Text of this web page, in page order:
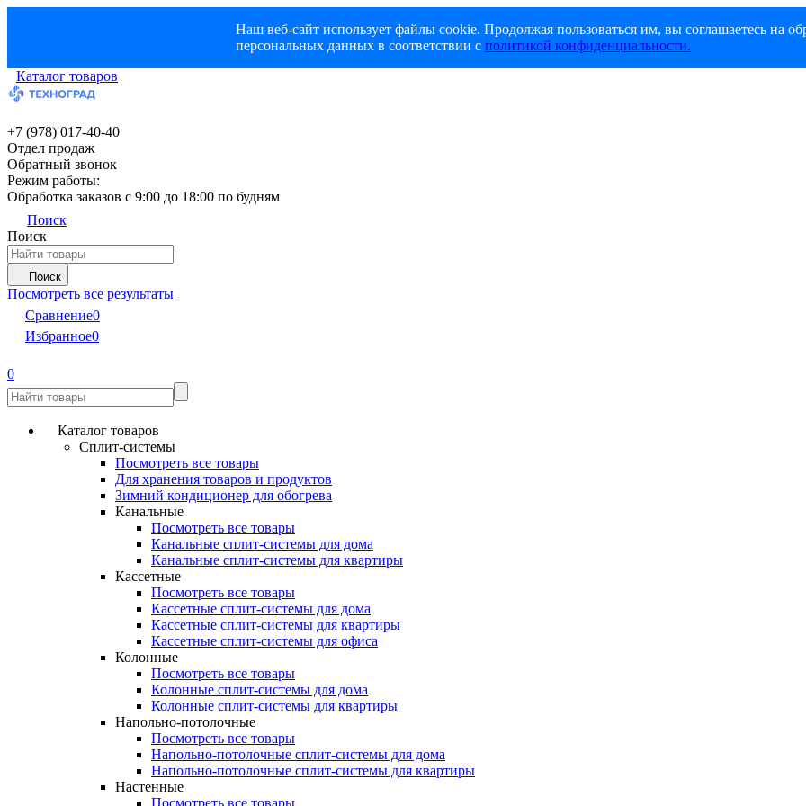
Наш веб-сайт использует файлы cookie. Продолжая пользоваться им, вы соглашаетесь на
персональных данных в соответствии с политикой конфиденциальности.
Каталог товаров
+7 (978) 017-40-40
Отдел продаж
Обратный звонок
Режим работы:
Обработка заказов с 9:00 до 18:00 по будням
Поиск
Поиск
Поиск
Посмотреть все результаты
Сравнение0
Избранное0
0
Каталог товаров
Сплит-системы
Посмотреть все товары
Для хранения товаров и продуктов
Зимний кондиционер для обогрева
Канальные
Посмотреть все товары
Канальные сплит-системы для дома
Канальные сплит-системы для квартиры
Кассетные
Посмотреть все товары
Кассетные сплит-системы для дома
Кассетные сплит-системы для квартиры
Кассетные сплит-системы для офиса
Колонные
Посмотреть все товары
Колонные сплит-системы для дома
Колонные сплит-системы для квартиры
Напольно-потолочные
Посмотреть все товары
Напольно-потолочные сплит-системы для дома
Напольно-потолочные сплит-системы для квартиры
Настенные
Посмотреть все товары